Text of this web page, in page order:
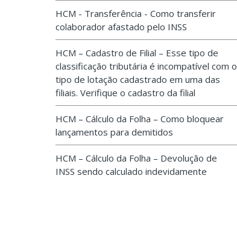
HCM - Transferência - Como transferir
colaborador afastado pelo INSS
HCM – Cadastro de Filial – Esse tipo de
classificação tributária é incompatível com o
tipo de lotação cadastrado em uma das
filiais. Verifique o cadastro da filial
HCM – Cálculo da Folha – Como bloquear
lançamentos para demitidos
HCM – Cálculo da Folha – Devolução de
INSS sendo calculado indevidamente